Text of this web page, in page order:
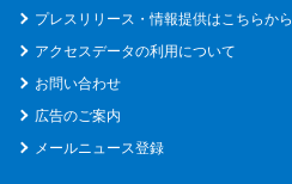
プレスリリース・情報提供はこちらから
アクセスデータの利用について
お問い合わせ
広告のご案内
メールニュース登録